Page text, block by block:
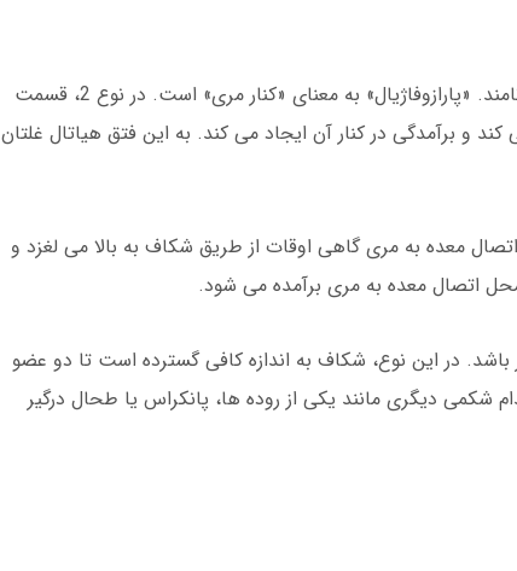
نوع 2: انواع 2-4 را فتق هیتال پارازوفاژیال می نامند. «پارازوفاژیال» به معنای «کنار مری» است. در نوع 2، قسمت
و برآمدگی در کنار آن ایجاد می کند. به این فتق هیاتال غلتان
محل اتصال معده به مری گاهی اوقات از طریق شکاف به بالا می لغزد و
اتصال معده به مری برآمده می شود.
تر باشد. در این نوع، شکاف به اندازه کافی گسترده است تا دو عضو
شکمی دیگری مانند یکی از روده ها، پانکراس یا طحال درگیر